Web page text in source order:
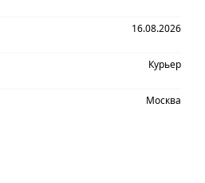
16.08.2026
Курьер
Москва